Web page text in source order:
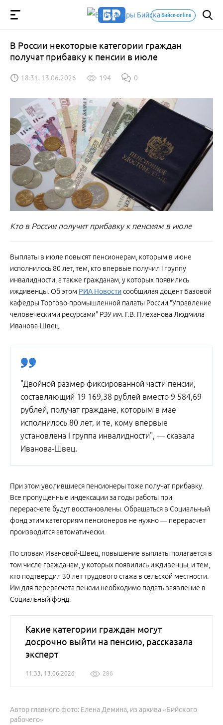
Бийск-online
В России некоторые категории граждан
получат прибавку к пенсии в июле
18:31, 13.06.2026 194 0
Кто в России получит прибавку к пенсиям в июле
Выплаты в июле повысят пенсионерам, которым в июне
исполнилось 80 лет, тем, кто впервые получил I группу
инвалидности, а также гражданам, у которых появились
иждивенцы. Об этом РИА Новостисообщилая доцент Базовой
кафедры Торгово-промышленной палаты России "Управление
человеческими ресурсами" РЭУ им. Г.В. Плеханова Людмила
Иванова-Швец.
"Двойной размер фиксированной части пенсии,
составляющий 19 169,38 рублей вместо 9 584,69
рублей, получат граждане, которым в мае
исполнилось 80 лет, и те, кому впервые
установлена I группа инвалидности", — сказала
Иванова-Швец.
При этом уволившиеся пенсионеры тоже получат прибавку.
Все пропущенные индексации за годы работы при
перерасчете будут восстановлены. Обращаться в Социальный
фонд этим категориям пенсионеров не нужно — перерасчет
производится автоматически.
По словам Ивановой-Швец, повышение выплаты полагается в
том числе гражданам, у которых появились иждивенцы, и тем,
кто подтвердил 30 лет трудового стажа в сельской местности.
Им для перерасчета пенсии необходимо подать заявление в
Социальный фонд.
Какие категории граждан могут
досрочно выйти на пенсию, рассказала
эксперт
11:33, 13.06.2026 286
Автор главного фото: Елена Демина, из архива «Бийского
рабочего»